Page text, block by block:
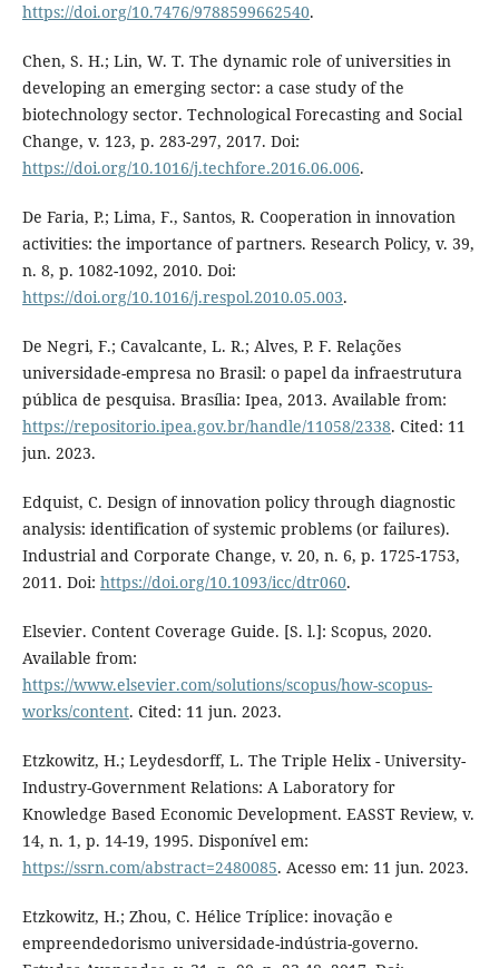
https://doi.org/10.7476/9788599662540.
Chen, S. H.; Lin, W. T. The dynamic role of universities in
developing an emerging sector: a case study of the
biotechnology sector. Technological Forecasting and Social
Change, v. 123, p. 283-297, 2017. Doi:
https://doi.org/10.1016/j.techfore.2016.06.006.
De Faria, P.; Lima, F., Santos, R. Cooperation in innovation
activities: the importance of partners. Research Policy, v. 39,
n. 8, p. 1082-1092, 2010. Doi:
https://doi.org/10.1016/j.respol.2010.05.003.
De Negri, F.; Cavalcante, L. R.; Alves, P. F. Relações
universidade-empresa no Brasil: o papel da infraestrutura
pública de pesquisa. Brasília: Ipea, 2013. Available from:
https://repositorio.ipea.gov.br/handle/11058/2338. Cited: 11
jun. 2023.
Edquist, C. Design of innovation policy through diagnostic
analysis: identification of systemic problems (or failures).
Industrial and Corporate Change, v. 20, n. 6, p. 1725-1753,
2011. Doi: https://doi.org/10.1093/icc/dtr060.
Elsevier. Content Coverage Guide. [S. l.]: Scopus, 2020.
Available from:
https://www.elsevier.com/solutions/scopus/how-scopus-
works/content. Cited: 11 jun. 2023.
Etzkowitz, H.; Leydesdorff, L. The Triple Helix - University-
Industry-Government Relations: A Laboratory for
Knowledge Based Economic Development. EASST Review, v.
14, n. 1, p. 14-19, 1995. Disponível em:
https://ssrn.com/abstract=2480085. Acesso em: 11 jun. 2023.
Etzkowitz, H.; Zhou, C. Hélice Tríplice: inovação e
empreendedorismo universidade-indústria-governo.